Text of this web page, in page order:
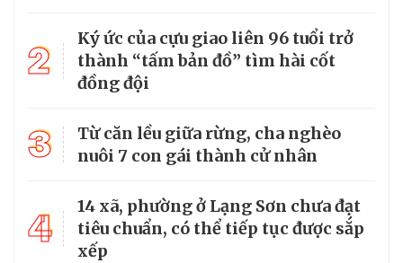
2
Ký ức của cựu giao liên 96 tuổi trở
thành “tấm bản đồ” tìm hài cốt
đồng đội
3
Từ căn lều giữa rừng, cha nghèo
nuôi 7 con gái thành cử nhân
4
14 xã, phường ở Lạng Sơn chưa đạt
tiêu chuẩn, có thể tiếp tục được sắp
xếp